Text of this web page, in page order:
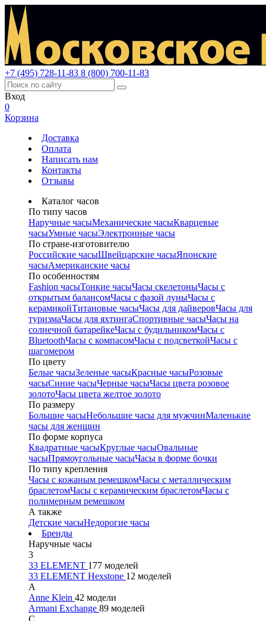
+7 (495) 728-11-83 8 (800) 700-11-83
Вход
0
Корзина
Доставка
Оплата
Написать нам
Контакты
Отзывы
Каталог часов
По типу часов
Наручные часыМеханические часыКварцевые
часыУмные часыЭлектронные часы
По стране-изготовителю
Российские часыШвейцарские часыЯпонские
часыАмериканские часы
По особенностям
Fashion часыТонкие часыЧасы скелетоныЧасы с
открытым балансомЧасы с фазой луныЧасы с
керамикойТитановые часыЧасы для дайверовЧасы для
туризмаЧасы для яхтингаСпортивные часыЧасы на
солнечной батарейкеЧасы с будильникомЧасы с
BluetoothЧасы с компасомЧасы с подсветкойЧасы с
шагомером
По цвету
Белые часыЗеленые часыКрасные часыРозовые
часыСиние часыЧерные часыЧасы цвета розовое
золотоЧасы цвета желтое золото
По размеру
Большие часыНебольшие часы для мужчинМаленькие
часы для женщин
По форме корпуса
Квадратные часыКруглые часыОвальные
часыПрямоугольные часыЧасы в форме бочки
По типу крепления
Часы с кожаным ремешкомЧасы с металлическим
браслетомЧасы с керамическим браслетомЧасы с
полимерным ремешком
А также
Детские часыНедорогие часы
Бренды
Наручные часы
3
33 ELEMENT 177 моделей
33 ELEMENT Hexstone 12 моделей
A
Anne Klein 42 модели
Armani Exchange 89 моделей
C